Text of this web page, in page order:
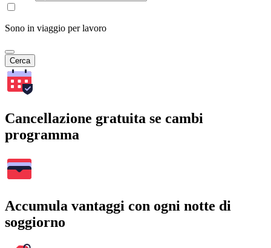
Sono in viaggio per lavoro
Cerca
Cancellazione gratuita se cambi
programma
Accumula vantaggi con ogni notte di
soggiorno